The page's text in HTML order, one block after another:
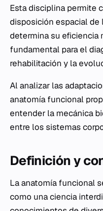
Esta disciplina permite
disposición espacial de
determina su eficiencia
fundamental para el
rehabilitación y la
Al analizar las
anatomía funcional
entender la mecánica
entre los sistemas
Definición y
La anatomía funcional
como una ciencia